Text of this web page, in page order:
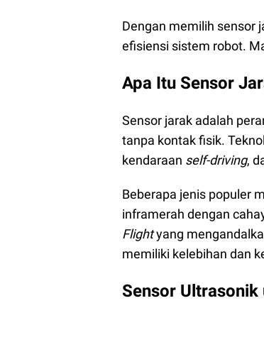
Dengan memilih sensor
efisiensi sistem robot.
Apa Itu Sensor
Sensor jarak adalah
tanpa kontak fisik.
kendaraan self-driving,
Beberapa jenis populer
inframerah dengan
Flightyang
memiliki kelebihan dan
Sensor Ultrasonik